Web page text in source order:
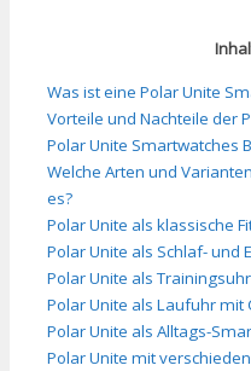
Was ist eine Polar Unite
Vorteile und Nachteile der
Polar Unite Smartwatches
Welche Arten und
es?
Polar Unite als klassische
Polar Unite als Schlaf- und
Polar Unite als
Polar Unite als Laufuhr mit
Polar Unite als Alltags-
Polar Unite mit